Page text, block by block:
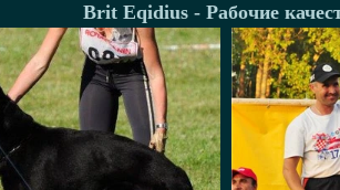
Brit Eqidius - Рабочие